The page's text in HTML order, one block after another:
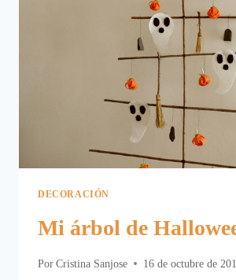
HALLOWEEN.
DECORACIÓN
Mi árbol de
Por Cristina Sanjose 16 de octubre de